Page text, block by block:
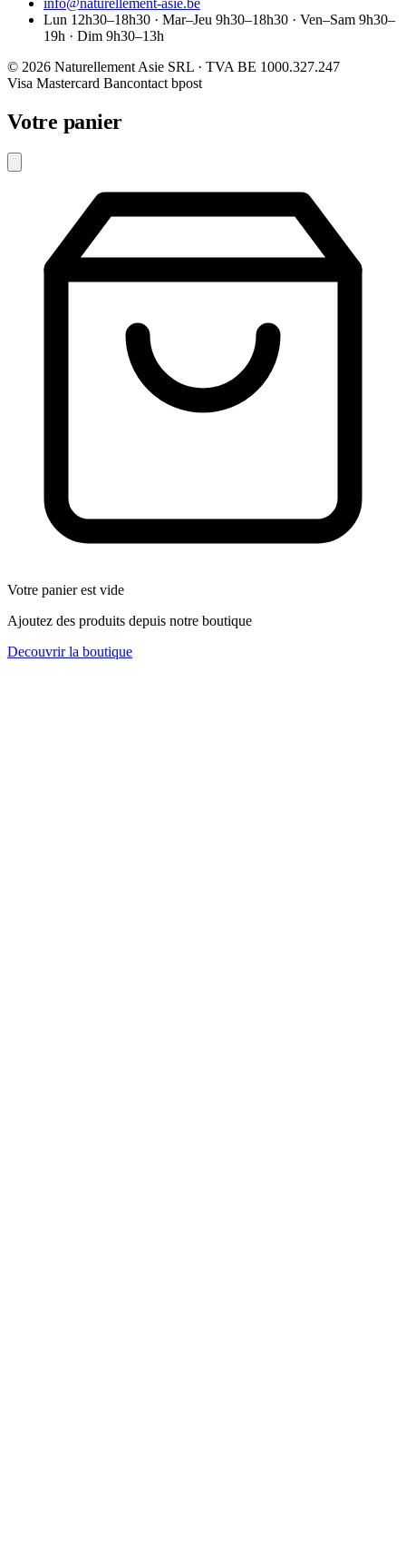
Lun 12h30–18h30 · Mar–Jeu 9h30–18h30 · Ven–Sam 9h30–
19h · Dim 9h30–13h
© 2026 Naturellement Asie SRL · TVA BE 1000.327.247
Visa Mastercard Bancontact bpost
Votre panier
Votre panier est vide
Ajoutez des produits depuis notre boutique
Decouvrir la boutique